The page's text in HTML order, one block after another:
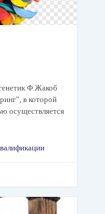
Ф.Жакоб
в которой
осуществляется